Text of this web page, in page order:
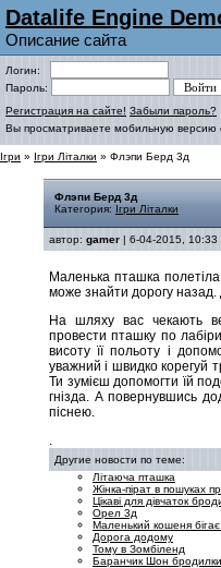
Datalife Engine
Описание сайта
Логин:
Пароль:
Регистрация на сайте! Забыли пароль?
Вы просматриваете мобильную версию
Ігри » Ігри Літалки » Флэпи Берд 3д
Флэпи Берд 3д
Категория: Ігри Літалки
автор: gamer | 6-04-2015, 10:33
Маленька пташка полетіла
може знайти дорогу
На шляху вас чекають
провести пташку по
висоту її польоту і
уважний і швидко корегуй
Ти зумієш допомогти їй
гнізда. А повернувшись
піснею.
.
Другие новости по теме:
Літаюча пташка
Жінка-пірат в пошуках
Цікаві для дівчаток
Орел 3д
Маленький кошеня бігає
Дорога додому
Тому в Зомбіленд
Баранчик Шон бродилки